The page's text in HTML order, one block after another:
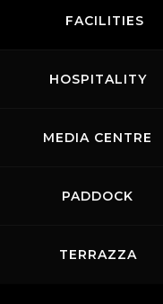
FACILITIES
HOSPITALITY
MEDIA CENTRE
PADDOCK
TERRAZZA
giovani in tutto il
con
Laureus Sport
anche
la Fundación
aiutare i giovani
Dopo aver
il rally proseguirà
Valencia (25